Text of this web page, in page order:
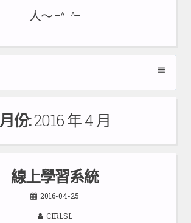
人～ =^_^=
月份:2016 年 4 月
線上學習系統
2016-04-25
CIRLSL